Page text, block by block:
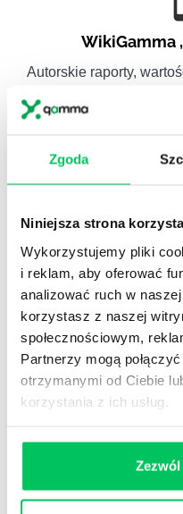
Zgoda
Niniejsza strona
Wykorzystujemy pliki
i reklam, aby oferować
analizować ruch w
korzystasz z naszej
społecznościowym,
Partnerzy mogą
otrzymanymi od Ciebie
korzystania z ich usług.
WikiGamma ,
Autorskie raporty,
obszaru HR.
Artykuły związane ze